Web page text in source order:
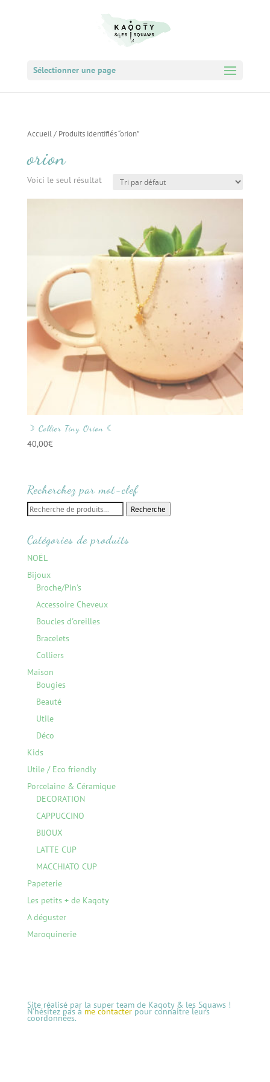
Sélectionner une page
Accueil/ Produits identifiés “orion”
orion
Voici le seul résultat
☽ Collier Tiny Orion ☾
40,00€
Recherchez par mot-clef
Recherche
Recherche
Catégories de produits
NOËL
Bijoux
Broche/Pin's
Accessoire Cheveux
Boucles d'oreilles
Bracelets
Colliers
Maison
Bougies
Beauté
Utile
Déco
Kids
Utile / Eco friendly
Porcelaine & Céramique
DECORATION
CAPPUCCINO
BIJOUX
LATTE CUP
MACCHIATO CUP
Papeterie
Les petits + de Kaqoty
A déguster
Maroquinerie
Site réalisé par la super team de Kaqoty & les Squaws !
N’hésitez pas à me contacterpour connaitre leurs
coordonnées.